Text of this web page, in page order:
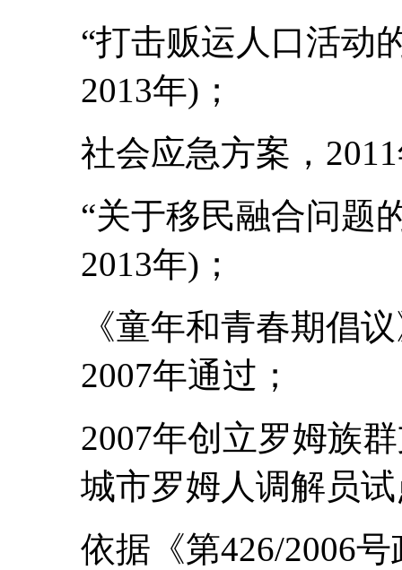
“打击贩运人口活动
2013年)；
社会应急方案，
“关于移民融合问题
2013年)；
《童年和青春期倡
2007年通过；
2007年创立罗姆族
城市罗姆人调解员
依据《第426/2006